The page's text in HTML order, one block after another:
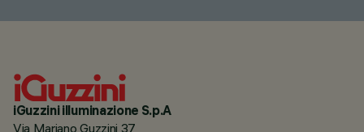
iGuzzini illuminazione S.p.A
Via Mariano Guzzini 37